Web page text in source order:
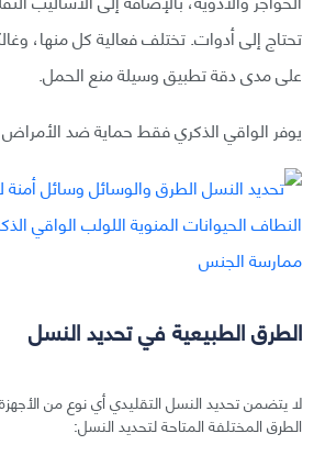
تحتاج إلى أدوات. تختلف فعالية كل منها،
على مدى دقة تطبيق وسيلة منع الحمل.
يوفر الواقي الذكري فقط حماية ضد الأمراض
الطرق الطبيعية في تحديد النسل
لا يتضمن تحديد النسل التقليدي أي نوع من
الطرق المختلفة المتاحة لتحديد النسل: